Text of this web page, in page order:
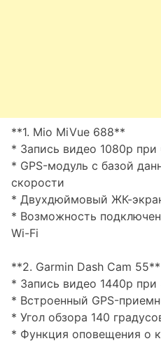
**1. Mio MiVue 688**
* Запись видео 1080p при
* GPS-модуль с базой
скорости
* Двухдюймовый ЖК-
* Возможность
Wi-Fi
**2. Garmin Dash Cam 55**
* Запись видео 1440p при
* Встроенный GPS-
* Угол обзора 140
* Функция оповещения о